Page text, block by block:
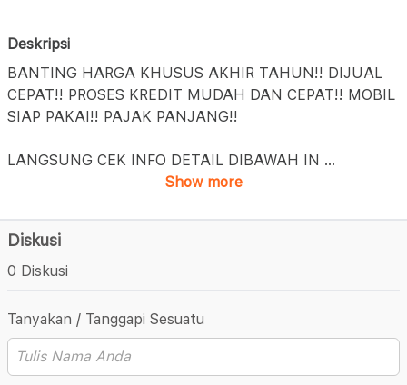
Deskripsi
BANTING HARGA KHUSUS AKHIR TAHUN!! DIJUAL
CEPAT!! PROSES KREDIT MUDAH DAN CEPAT!! MOBIL
SIAP PAKAI!! PAJAK PANJANG!!
LANGSUNG CEK INFO DETAIL DIBAWAH IN ...
Show more
Diskusi
0 Diskusi
Tanyakan / Tanggapi Sesuatu